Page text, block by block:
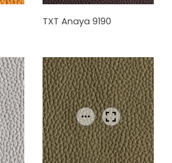
TXT Anaya 9190